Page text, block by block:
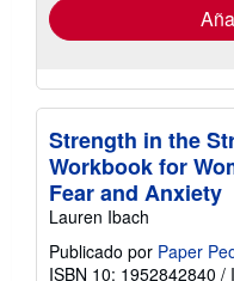
Strength in the
Workbook for
Fear and Anxiety
Lauren Ibach
Publicado por Paper
ISBN 10: 1952842840 /